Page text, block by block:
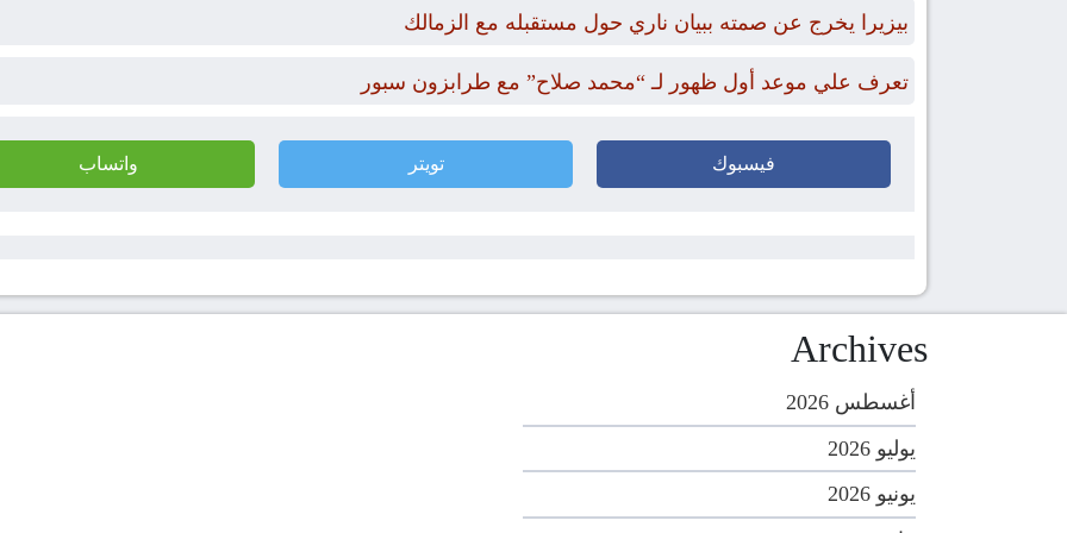
بيزيرا يخرج عن صمته ببيان ناري حول مستقبله مع الزمالك
تعرف علي موعد أول ظهور لـ “محمد صلاح” مع طرابزون سبور
فيسبوك تويتر واتساب
Archives
أغسطس 2026
يوليو 2026
يونيو 2026